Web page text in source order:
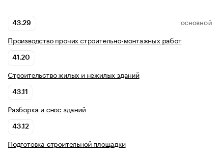
43.29 ОСНОВНОЙ
Производство прочих строительно-монтажных работ
41.20
Строительство жилых и нежилых зданий
43.11
Разборка и снос зданий
43.12
Подготовка строительной площадки